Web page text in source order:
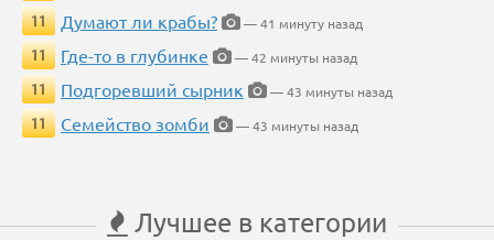
11
Думают ли крабы?
— 41 минуту назад
11
Где-то в глубинке
— 42 минуты назад
11
Подгоревший сырник
— 43 минуты назад
11
Семейство зомби — 43 минуты назад
Лучшее в категории